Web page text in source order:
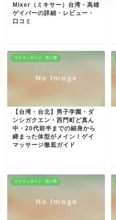
Mixer（ミキサー）台湾・高雄
ゲイバーの詳細・レビュー・
口コミ
ゲイマッサージ・売り専
【台湾・台北】男子学園・ダ
ンシガクエン・西門町ど真ん
中・20代前半までの細身から
締まった体型がメイン！ゲイ
マッサージ徹底ガイド
ゲイマッサージ・売り専